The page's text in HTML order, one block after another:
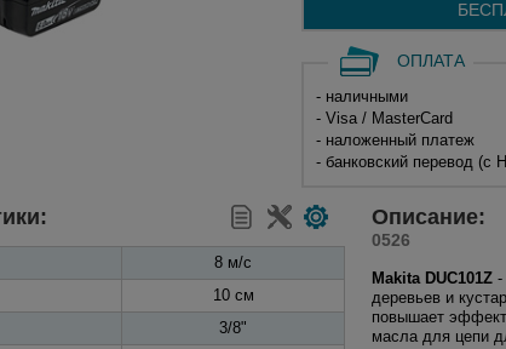
ОПЛАТА
- наличными
- Visa / MasterCard
- наложенный платеж
- банковский перевод (с
8 м/с
10 см
3/8"
Описание:
0526
Makita DUC101Z -
деревьев и
повышает
масла для цепи